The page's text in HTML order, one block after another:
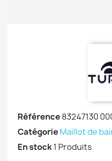
Référence83247130
CatégorieMaillot de
En stock1 Produits